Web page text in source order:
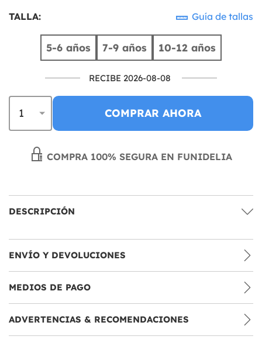
TALLA: Guía de tallas
5-6 años 7-9 años 10-12 años
RECIBE 2026-08-08
COMPRAR AHORA
COMPRA 100% SEGURA EN FUNIDELIA
DESCRIPCIÓN
ENVÍO Y DEVOLUCIONES
MEDIOS DE PAGO
ADVERTENCIAS & RECOMENDACIONES